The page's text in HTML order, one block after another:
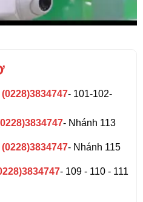
(0228)3834747- 101-102-
- Nhánh 113
(0228)3834747- Nhánh 115
- 109 - 110 - 111